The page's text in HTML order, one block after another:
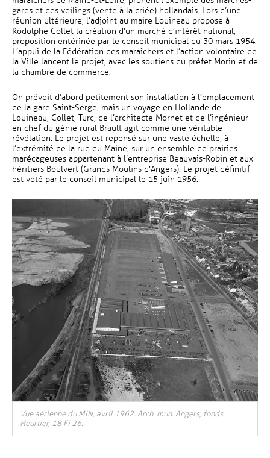
gares et des veilings (vente à la criée) hollandais. Lors d’une
réunion ultérieure, l’adjoint au maire Louineau propose à
Rodolphe Collet la création d’un marché d’intérêt national,
proposition entérinée par le conseil municipal du 30 mars 1954.
L’appui de la Fédération des maraîchers et l’action volontaire de
la Ville lancent le projet, avec les soutiens du préfet Morin et de
la chambre de commerce.
On prévoit d’abord petitement son installation à l’emplacement
de la gare Saint-Serge, mais un voyage en Hollande de
Louineau, Collet, Turc, de l’architecte Mornet et de l’ingénieur
en chef du génie rural Brault agit comme une véritable
révélation. Le projet est repensé sur une vaste échelle, à
l’extrémité de la rue du Maine, sur un ensemble de prairies
marécageuses appartenant à l’entreprise Beauvais-Robin et aux
héritiers Boulvert (Grands Moulins d’Angers). Le projet définitif
est voté par le conseil municipal le 15 juin 1956.
Vue aérienne du MIN, avril 1962. Arch. mun. Angers, fonds
Heurtier, 18 Fi 26.